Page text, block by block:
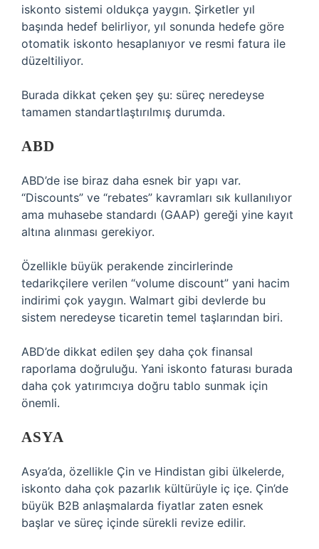
iskonto sistemi oldukça yaygın. Şirketler yıl
başında hedef belirliyor, yıl sonunda hedefe göre
otomatik iskonto hesaplanıyor ve resmi fatura ile
düzeltiliyor.
Burada dikkat çeken şey şu: süreç neredeyse
tamamen standartlaştırılmış durumda.
ABD
ABD’de ise biraz daha esnek bir yapı var.
“Discounts” ve “rebates” kavramları sık kullanılıyor
ama muhasebe standardı (GAAP) gereği yine kayıt
altına alınması gerekiyor.
Özellikle büyük perakende zincirlerinde
tedarikçilere verilen “volume discount” yani hacim
indirimi çok yaygın. Walmart gibi devlerde bu
sistem neredeyse ticaretin temel taşlarından biri.
ABD’de dikkat edilen şey daha çok finansal
raporlama doğruluğu. Yani iskonto faturası burada
daha çok yatırımcıya doğru tablo sunmak için
önemli.
ASYA
Asya’da, özellikle Çin ve Hindistan gibi ülkelerde,
iskonto daha çok pazarlık kültürüyle iç içe. Çin’de
büyük B2B anlaşmalarda fiyatlar zaten esnek
başlar ve süreç içinde sürekli revize edilir.